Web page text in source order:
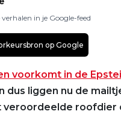
in je Google-feed
op Google
voorkomt in de
dus liggen nu de
veroordeelde roofdier